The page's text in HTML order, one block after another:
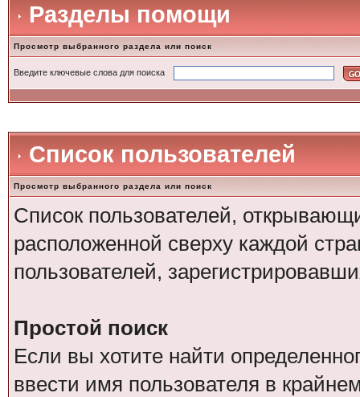
Разделы помощи
Просмотр выбранного раздела или поиск
Введите ключевые слова для поиска
Список пользователей
Просмотр выбранного раздела или поиск
Список пользователей,
расположенной сверху каждой
пользователей,
Простой поиск
Если вы хотите найти
ввести имя пользователя в